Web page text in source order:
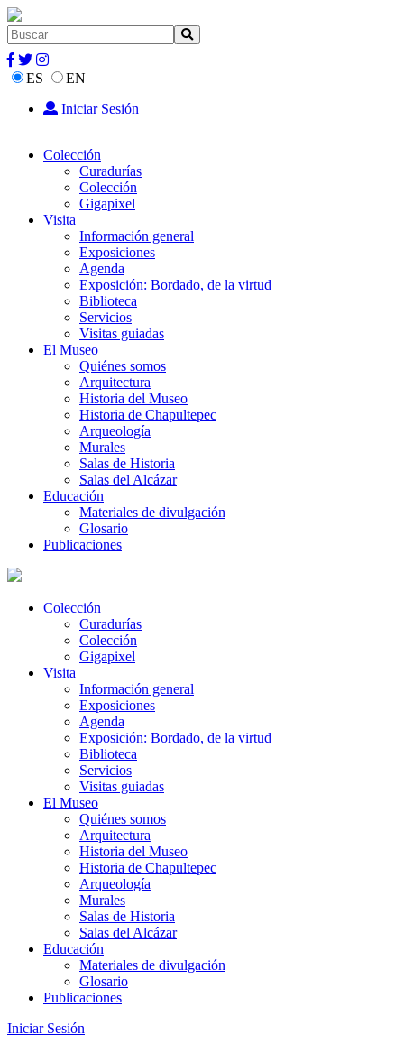
ES
EN
Iniciar Sesión
Colección
Curadurías
Colección
Gigapixel
Visita
Información general
Exposiciones
Agenda
Exposición: Bordado, de la virtud
Biblioteca
Servicios
Visitas guiadas
El Museo
Quiénes somos
Arquitectura
Historia del Museo
Historia de Chapultepec
Arqueología
Murales
Salas de Historia
Salas del Alcázar
Educación
Materiales de divulgación
Glosario
Publicaciones
Colección
Curadurías
Colección
Gigapixel
Visita
Información general
Exposiciones
Agenda
Exposición: Bordado, de la virtud
Biblioteca
Servicios
Visitas guiadas
El Museo
Quiénes somos
Arquitectura
Historia del Museo
Historia de Chapultepec
Arqueología
Murales
Salas de Historia
Salas del Alcázar
Educación
Materiales de divulgación
Glosario
Publicaciones
Iniciar Sesión